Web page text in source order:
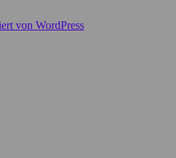
von WordPress